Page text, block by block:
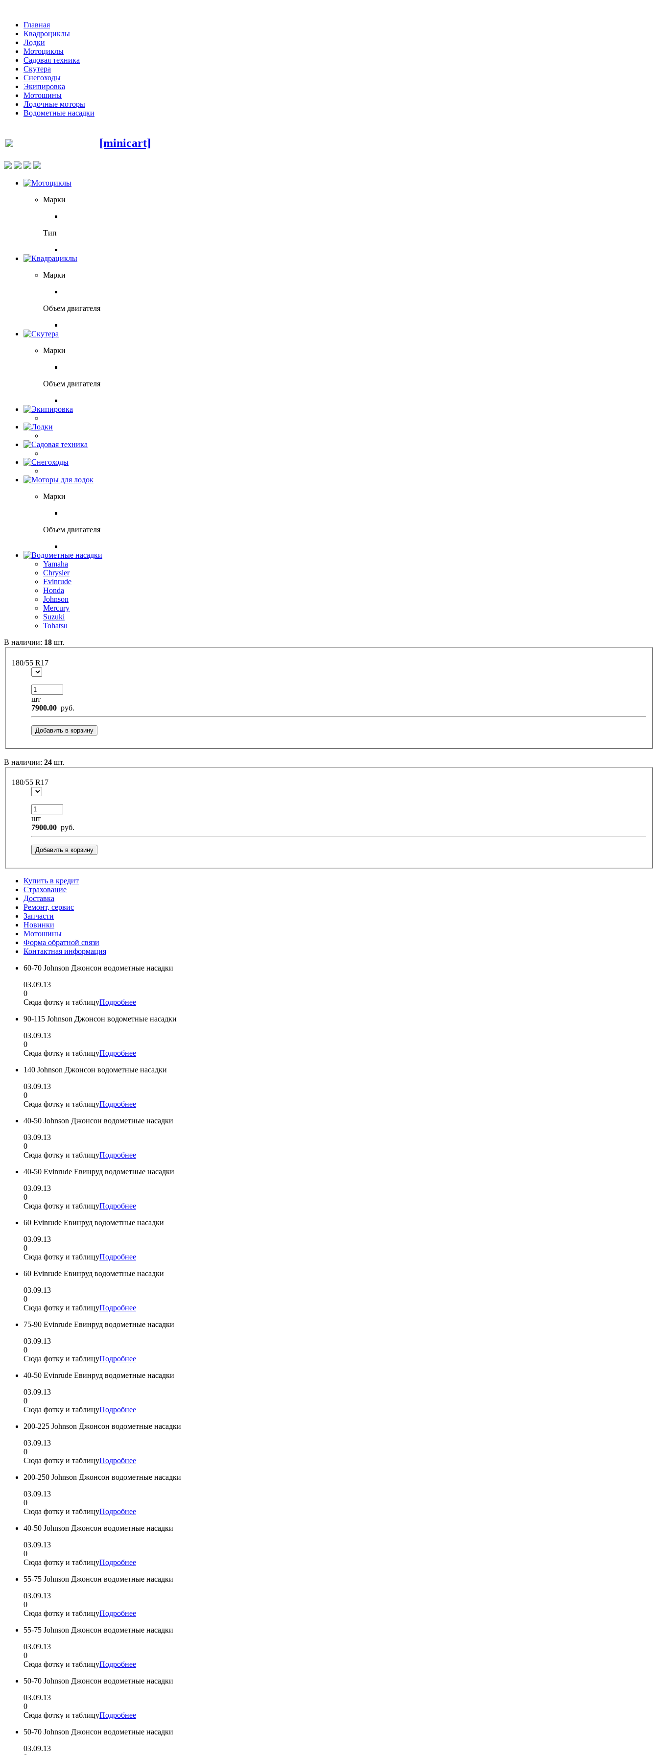
Главная
Квадроциклы
Лодки
Мотоциклы
Садовая техника
Скутера
Снегоходы
Экипировка
Мотошины
Лодочные моторы
Водометные насадки
[minicart]
Марки
Тип
Марки
Объем двигателя
Марки
Объем двигателя
Марки
Объем двигателя
Yamaha
Chrysler
Evinrude
Honda
Johnson
Mercury
Suzuki
Tohatsu
В наличии: 18 шт.
180/55 R17
шт
7900.00 руб.
Добавить в корзину
В наличии: 24 шт.
180/55 R17
шт
7900.00 руб.
Добавить в корзину
Купить в кредит
Страхование
Доставка
Ремонт, сервис
Запчасти
Новинки
Мотошины
Форма обратной связи
Контактная информация
60-70 Johnson Джонсон водометные насадки
03.09.13
0
Сюда фотку и таблицуПодробнее
90-115 Johnson Джонсон водометные насадки
03.09.13
0
Сюда фотку и таблицуПодробнее
140 Johnson Джонсон водометные насадки
03.09.13
0
Сюда фотку и таблицуПодробнее
40-50 Johnson Джонсон водометные насадки
03.09.13
0
Сюда фотку и таблицуПодробнее
40-50 Evinrude Евинруд водометные насадки
03.09.13
0
Сюда фотку и таблицуПодробнее
60 Evinrude Евинруд водометные насадки
03.09.13
0
Сюда фотку и таблицуПодробнее
60 Evinrude Евинруд водометные насадки
03.09.13
0
Сюда фотку и таблицуПодробнее
75-90 Evinrude Евинруд водометные насадки
03.09.13
0
Сюда фотку и таблицуПодробнее
40-50 Evinrude Евинруд водометные насадки
03.09.13
0
Сюда фотку и таблицуПодробнее
200-225 Johnson Джонсон водометные насадки
03.09.13
0
Сюда фотку и таблицуПодробнее
200-250 Johnson Джонсон водометные насадки
03.09.13
0
Сюда фотку и таблицуПодробнее
40-50 Johnson Джонсон водометные насадки
03.09.13
0
Сюда фотку и таблицуПодробнее
55-75 Johnson Джонсон водометные насадки
03.09.13
0
Сюда фотку и таблицуПодробнее
55-75 Johnson Джонсон водометные насадки
03.09.13
0
Сюда фотку и таблицуПодробнее
50-70 Johnson Джонсон водометные насадки
03.09.13
0
Сюда фотку и таблицуПодробнее
50-70 Johnson Джонсон водометные насадки
03.09.13